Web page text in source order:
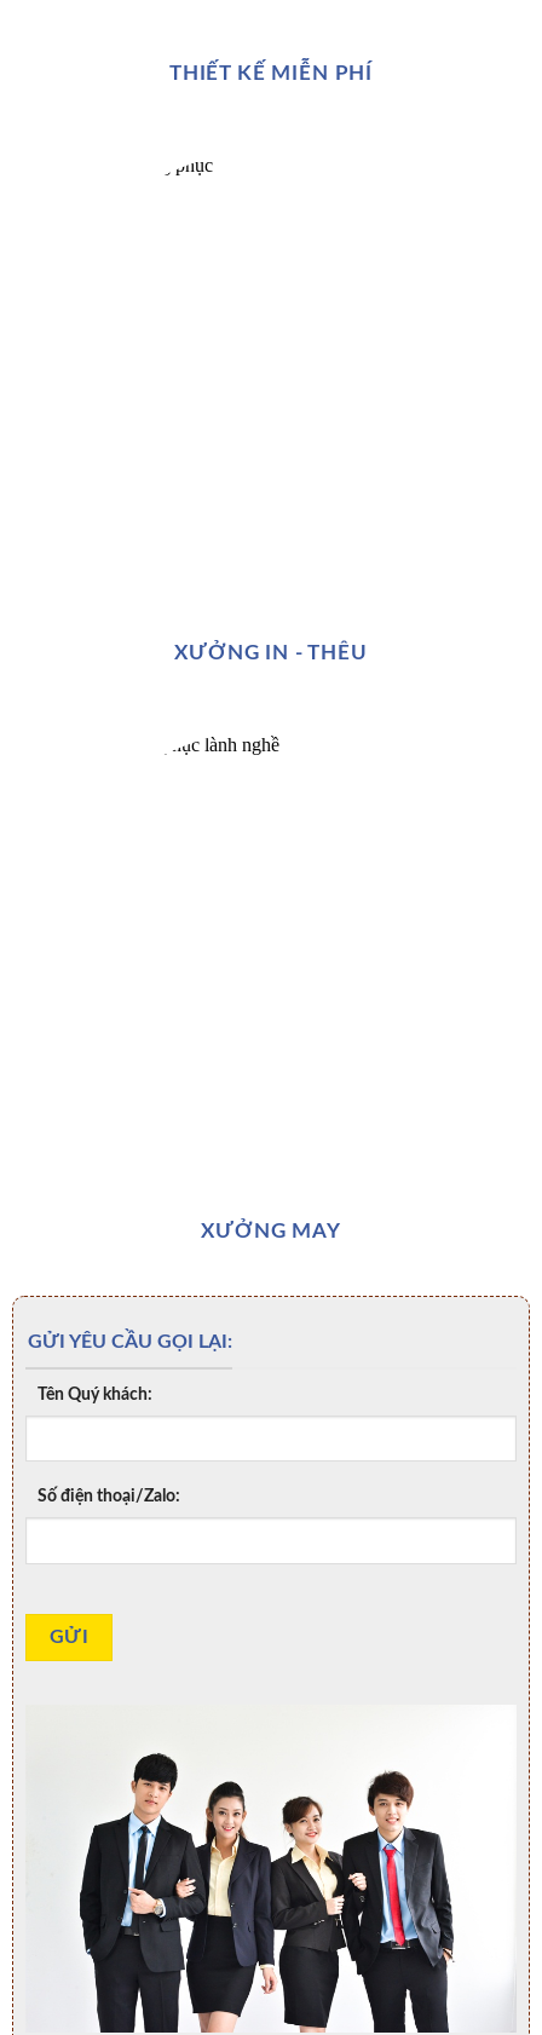
THIẾT KẾ MIỄN PHÍ
XƯỞNG IN - THÊU
XƯỞNG MAY
GỬI YÊU CẦU GỌI LẠI:
Tên Quý khách:
Số điện thoại/Zalo: